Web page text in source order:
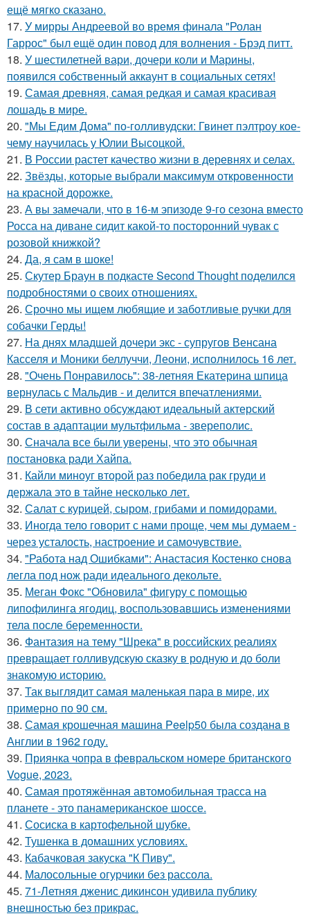
ещё мягко сказано.
17. У мирры Андреевой во время финала "Ролан
Гаррос" был ещё один повод для волнения - Брэд питт.
18. У шестилетней вари, дочери коли и Марины,
появился собственный аккаунт в социальных сетях!
19. Самая древняя, самая редкая и самая красивая
лошадь в мире.
20. "Мы Едим Дома" по-голливудски: Гвинет пэлтроу кое-
чему научилась у Юлии Высоцкой.
21. В России растет качество жизни в деревнях и селах.
22. Звёзды, которые выбрали максимум откровенности
на красной дорожке.
23. А вы замечали, что в 16-м эпизоде 9-го сезона вместо
Росса на диване сидит какой-то посторонний чувак с
розовой книжкой?
24. Да, я сам в шоке!
25. Скутер Браун в подкасте Second Thought поделился
подробностями о своих отношениях.
26. Срочно мы ищем любящие и заботливые ручки для
собачки Герды!
27. На днях младшей дочери экс - супругов Венсана
Касселя и Моники беллуччи, Леони, исполнилось 16 лет.
28. "Очень Понравилось": 38-летняя Екатерина шпица
вернулась с Мальдив - и делится впечатлениями.
29. В сети активно обсуждают идеальный актерский
состав в адаптации мультфильма - звереполис.
30. Сначала все были уверены, что это обычная
постановка ради Хайпа.
31. Кайли миноуг второй раз победила рак груди и
держала это в тайне несколько лет.
32. Салат с курицей, сыром, грибами и помидорами.
33. Иногда тело говорит с нами проще, чем мы думаем -
через усталость, настроение и самочувствие.
34. "Работа над Ошибками": Анастасия Костенко снова
легла под нож ради идеального декольте.
35. Меган Фокс "Обновила" фигуру с помощью
липофилинга ягодиц, воспользовавшись изменениями
тела после беременности.
36. Фантазия на тему "Шрека" в российских реалиях
превращает голливудскую сказку в родную и до боли
знакомую историю.
37. Так выглядит самая маленькая пара в мире, их
примерно по 90 см.
38. Самая крошечная машинa Peelp50 была созданa в
Англии в 1962 году.
39. Приянка чопра в февральском номере британского
Vogue, 2023.
40. Самая протяжённая автомобильная трасса на
планете - это панамериканское шоссе.
41. Сосиска в картофельной шубке.
42. Тушенка в домашних условиях.
43. Кабачковая закуска "К Пиву".
44. Малосольные огурчики без рассола.
45. 71-Летняя дженис дикинсон удивила публику
внешностью без прикрас.